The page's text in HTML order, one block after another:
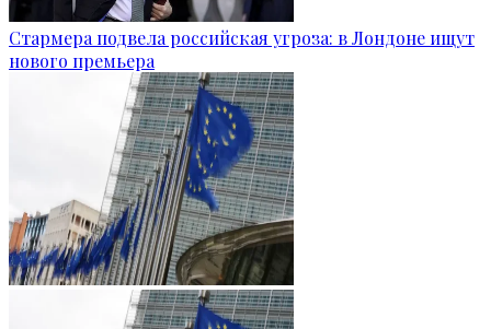
Стармера подвела российская угроза: в Лондоне ищут
нового премьера